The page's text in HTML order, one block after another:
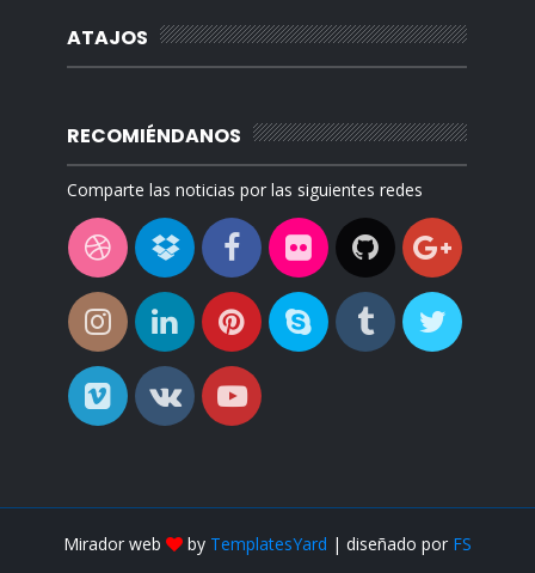
ATAJOS
RECOMIÉNDANOS
Comparte las noticias por las siguientes redes
Mirador web by TemplatesYard | diseñado por FS